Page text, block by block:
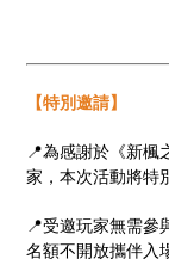
【特別邀請】
📍為感謝於《新楓
家，本次活動將特
📍受邀玩家無需參
名額不開放攜伴入